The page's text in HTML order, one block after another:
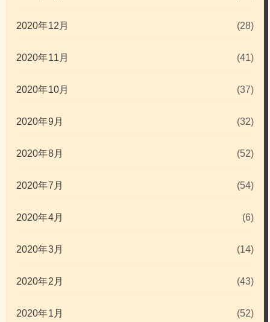
2020年12月 (28)
2020年11月 (41)
2020年10月 (37)
2020年9月 (32)
2020年8月 (52)
2020年7月 (54)
2020年4月 (6)
2020年3月 (14)
2020年2月 (43)
2020年1月 (52)